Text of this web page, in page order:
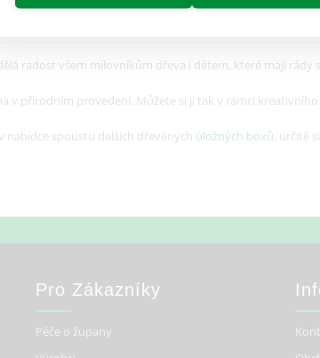
radost všem milovníkům dřeva i dětem, které mají
v přírodním provedení. Můžete si ji tak v rámci
spoustu dalších dřevěných úložných boxů, určitě
Pro Zákazníky
Péče o župany